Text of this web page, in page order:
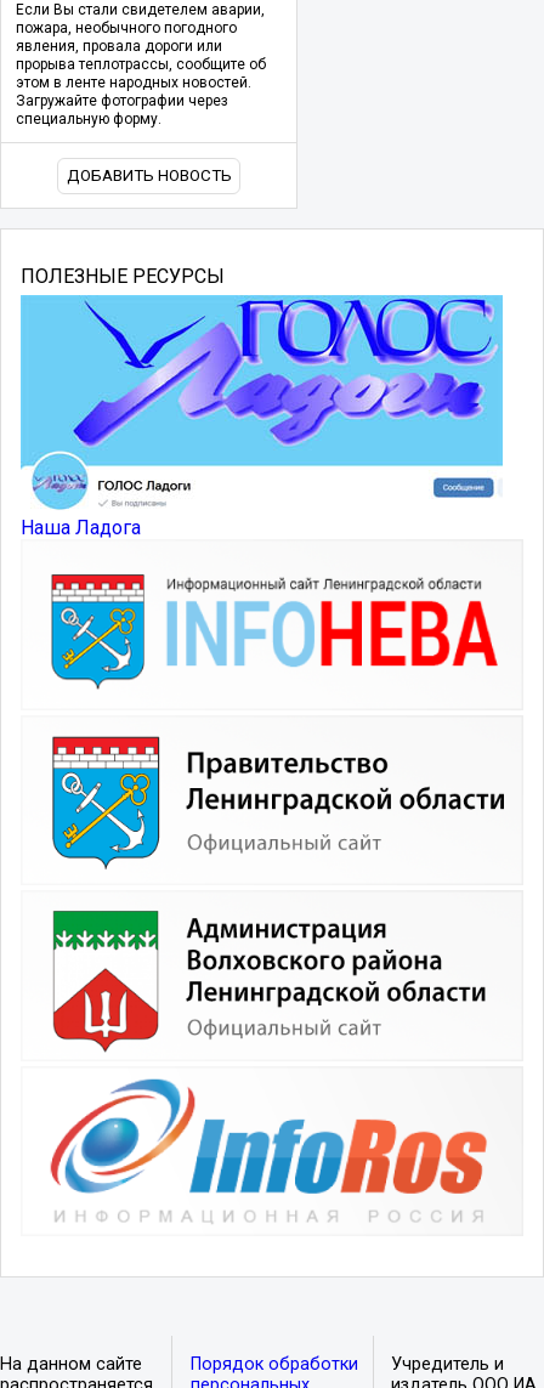
Если Вы стали свидетелем аварии,
пожара, необычного погодного
явления, провала дороги или
прорыва теплотрассы, сообщите об
этом в ленте народных новостей.
Загружайте фотографии через
специальную форму.
ДОБАВИТЬ НОВОСТЬ
ПОЛЕЗНЫЕ РЕСУРСЫ
Наша Ладога
На данном сайте
Порядок обработки
Учредитель и